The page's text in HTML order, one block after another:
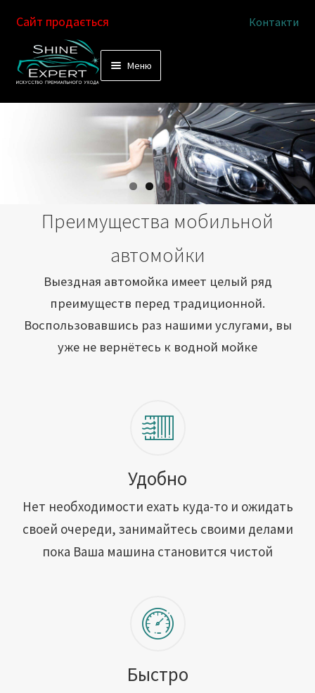
Перейти
к
Перейти
к
Сайт продається Контакти
Меню
Выездная автомойка
Химчистка салона
Подетальная химчистка
Как это работает
Сотрудничество
Вакансии
Адреса обслуживания
Контакты
Преимущества мобильной
автомойки
Выездная автомойка имеет целый ряд
преимуществ перед традиционной.
Воспользовавшись раз нашими услугами, вы
уже не вернётесь к водной мойке
Удобно
Нет необходимости ехать куда-то и ожидать
своей очереди, занимайтесь своими делами
пока Ваша машина становится чистой
Быстро